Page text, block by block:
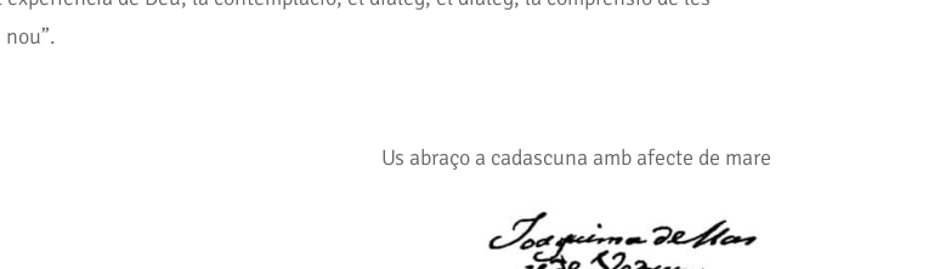
Us abraço a cadascuna amb afecte de mare